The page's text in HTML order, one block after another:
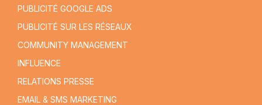
PUBLICITÉ GOOGLE ADS
PUBLICITÉ SUR LES RÉSEAUX
COMMUNITY MANAGEMENT
INFLUENCE
RELATIONS PRESSE
EMAIL & SMS MARKETING